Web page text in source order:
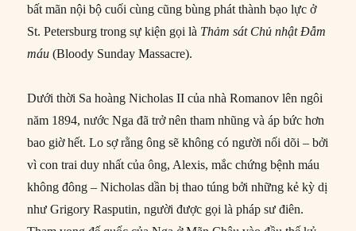
bất mãn nội bộ cuối cùng cũng bùng phát thành bạo lực ở
St. Petersburg trong sự kiện gọi là Thảm sát Chủ nhật Đẫm
máu(Bloody Sunday Massacre).
Dưới thời Sa hoàng Nicholas II của nhà Romanov lên ngôi
năm 1894, nước Nga đã trở nên tham nhũng và áp bức hơn
bao giờ hết. Lo sợ rằng ông sẽ không có người nối dõi – bởi
vì con trai duy nhất của ông, Alexis, mắc chứng bệnh máu
không đông – Nicholas dần bị thao túng bởi những kẻ kỳ dị
như Grigory Rasputin, người được gọi là pháp sư điên.